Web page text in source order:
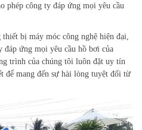
phép công ty đáp ứng mọi yêu cầu
bị máy móc công nghệ hiện đại,
đáp ứng mọi yêu cầu hồ bơi của
trình của chúng tôi luôn đặt uy tín
để mang đến sự hài lòng tuyệt đối từ